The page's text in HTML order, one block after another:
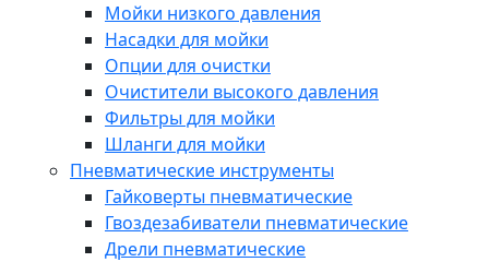
Мойки низкого давления
Насадки для мойки
Опции для очистки
Очистители высокого давления
Фильтры для мойки
Шланги для мойки
Пневматические инструменты
Гайковерты пневматические
Гвоздезабиватели пневматические
Дрели пневматические